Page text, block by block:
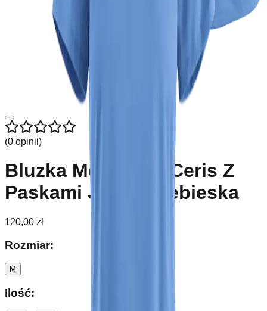
(0 opinii)
Bluzka Medyczna Ceris Z
Paskami Jasno Niebieska
120,00 zł
Rozmiar:
M
Ilość: